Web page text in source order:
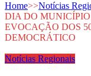
Home>>Notícias
DIA DO
EVOCAÇÃO DOS
DEMOCRÁTICO
Notícias Regionais